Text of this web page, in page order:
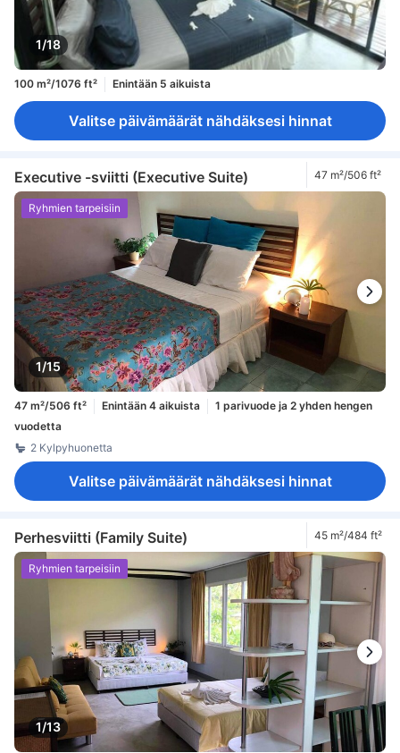
1/18
100 m²/1076 ft² Enintään 5 aikuista
Valitse päivämäärät nähdäksesi hinnat
Executive -sviitti (Executive Suite) 47 m²/506 ft²
1/15
Ryhmien tarpeisiin
47 m²/506 ft² Enintään 4 aikuista
1 parivuode ja 2 yhden hengen
vuodetta
2 Kylpyhuonetta
Valitse päivämäärät nähdäksesi hinnat
Perhesviitti (Family Suite) 45 m²/484 ft²
1/13
Ryhmien tarpeisiin